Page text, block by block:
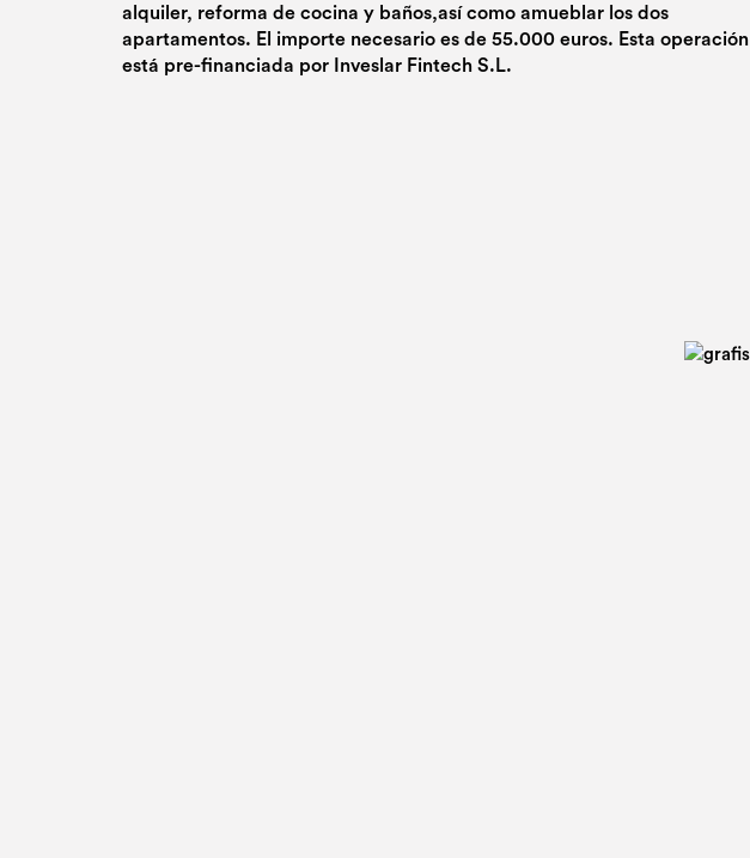
alquiler, reforma de cocina y baños,así como amueblar los dos
apartamentos. El importe necesario es de 55.000 euros. Esta operación
está pre-financiada por Inveslar Fintech S.L.